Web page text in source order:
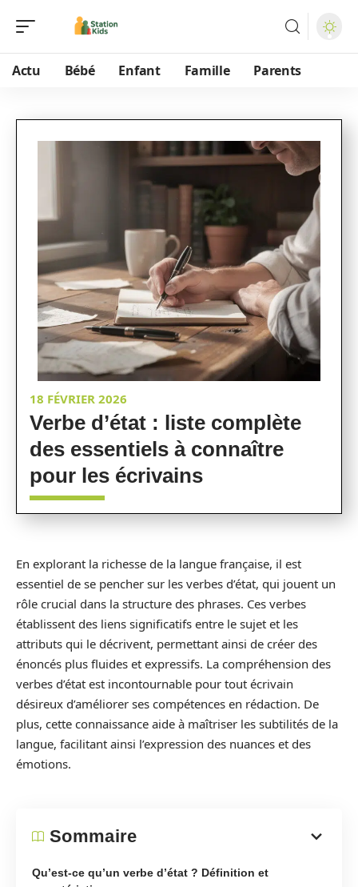
Actu Bébé Enfant Famille Parents
18 FÉVRIER 2026
Verbe d’état : liste complète
des essentiels à connaître
pour les écrivains
En explorant la richesse de la langue française, il est
essentiel de se pencher sur les verbes d’état, qui jouent un
rôle crucial dans la structure des phrases. Ces verbes
établissent des liens significatifs entre le sujet et les
attributs qui le décrivent, permettant ainsi de créer des
énoncés plus fluides et expressifs. La compréhension des
verbes d’état est incontournable pour tout écrivain
désireux d’améliorer ses compétences en rédaction. De
plus, cette connaissance aide à maîtriser les subtilités de la
langue, facilitant ainsi l’expression des nuances et des
émotions.
Sommaire
Qu’est-ce qu’un verbe d’état ? Définition et